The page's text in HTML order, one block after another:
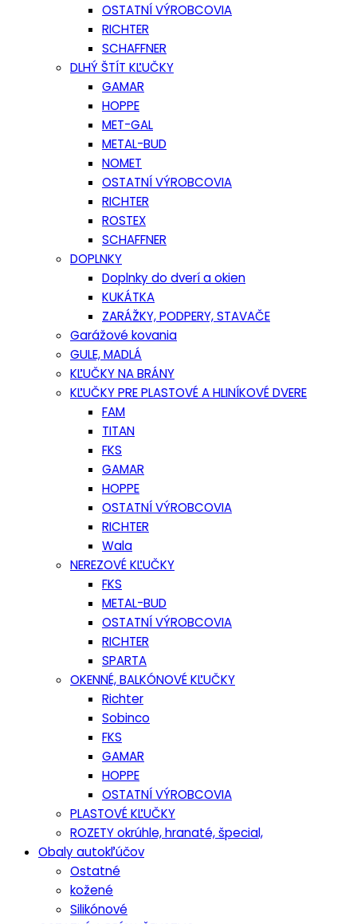
OSTATNÍ VÝROBCOVIA
RICHTER
SCHAFFNER
DLHÝ ŠTÍT KĽUČKY
GAMAR
HOPPE
MET-GAL
METAL-BUD
NOMET
OSTATNÍ VÝROBCOVIA
RICHTER
ROSTEX
SCHAFFNER
DOPLNKY
Doplnky do dverí a okien
KUKÁTKA
ZARÁŽKY, PODPERY, STAVAČE
Garážové kovania
GULE, MADLÁ
KĽUČKY NA BRÁNY
KĽUČKY PRE PLASTOVÉ A HLINÍKOVÉ DVERE
FAM
TITAN
FKS
GAMAR
HOPPE
OSTATNÍ VÝROBCOVIA
RICHTER
Wala
NEREZOVÉ KĽUČKY
FKS
METAL-BUD
OSTATNÍ VÝROBCOVIA
RICHTER
SPARTA
OKENNÉ, BALKÓNOVÉ KĽUČKY
Richter
Sobinco
FKS
GAMAR
HOPPE
OSTATNÍ VÝROBCOVIA
PLASTOVÉ KĽUČKY
ROZETY okrúhle, hranaté, špecial,
Obaly autokľúčov
Ostatné
kožené
Silikónové